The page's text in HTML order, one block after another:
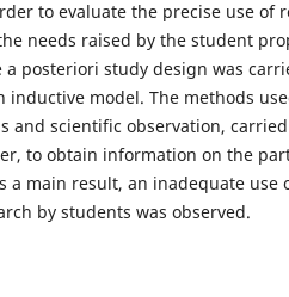
to evaluate the precise use of
needs raised by the student
a posteriori study design was
model. The methods
and scientific observation,
to obtain information on the
a main result, an inadequate use
by students was observed.